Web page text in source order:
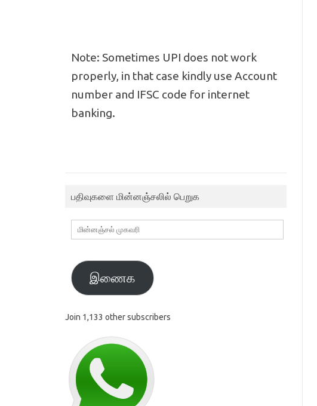
Note: Sometimes UPI does not work
properly, in that case kindly use Account
number and IFSC code for internet
banking.
பதிவுகளை மின்னஞ்சலில் பெறுக
மின்னஞ்சல்
முகவரி
இணைக
Join 1,133 other subscribers